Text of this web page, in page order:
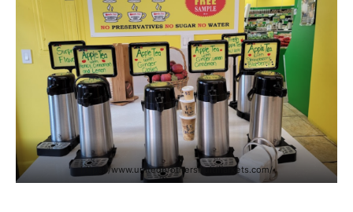
https://www.unitedbrothersfruitmarkets.com/